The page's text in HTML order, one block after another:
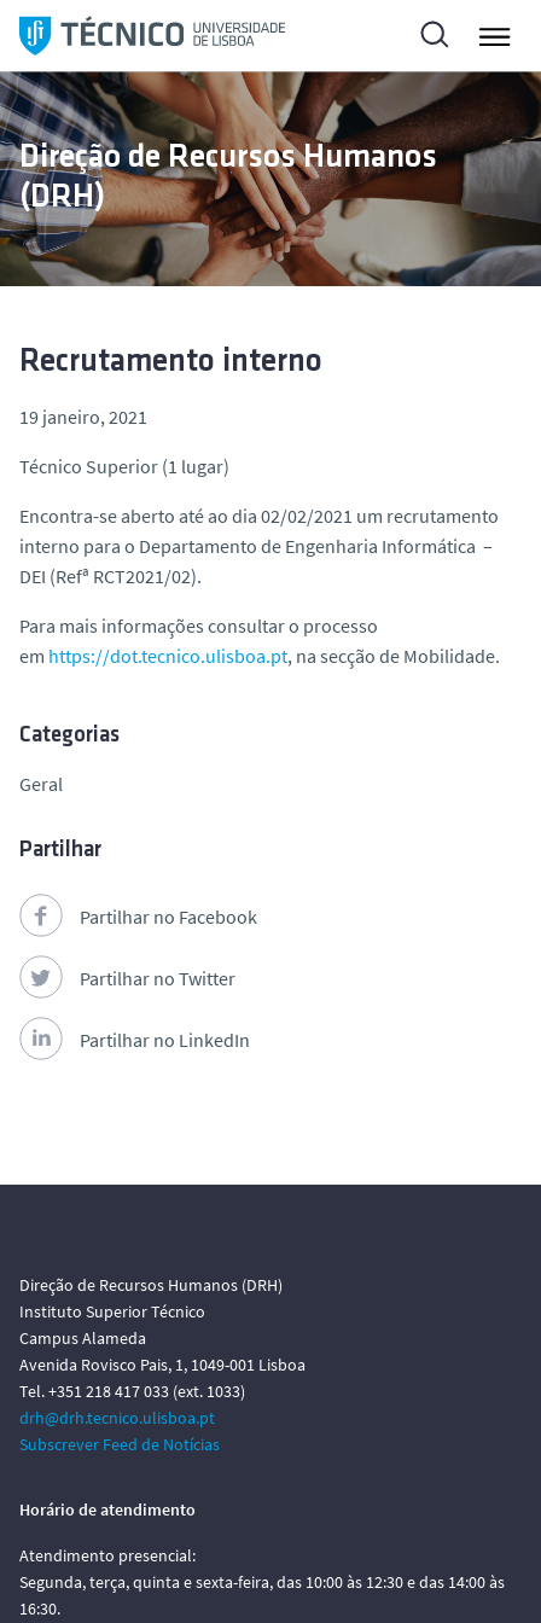
l
t
a
r
p
a
a
Direção de Recursos Humanos
(DRH)
Recrutamento interno
19 janeiro, 2021
Técnico Superior (1 lugar)
Encontra-se aberto até ao dia 02/02/2021 um recrutamento
interno para o Departamento de Engenharia Informática –
DEI (Refª RCT2021/02).
Para mais informações consultar o processo
em https://dot.tecnico.ulisboa.pt, na secção de Mobilidade.
Categorias
Geral
Partilhar
Partilhar no Facebook
Partilhar no Twitter
Partilhar no LinkedIn
Direção de Recursos Humanos (DRH)
Instituto Superior Técnico
Campus Alameda
Avenida Rovisco Pais, 1, 1049-001 Lisboa
Tel. +351 218 417 033 (ext. 1033)
drh@drh.tecnico.ulisboa.pt
Subscrever Feed de Notícias
Horário de atendimento
Atendimento presencial:
Segunda, terça, quinta e sexta-feira, das 10:00 às 12:30 e das 14:00 às
16:30.